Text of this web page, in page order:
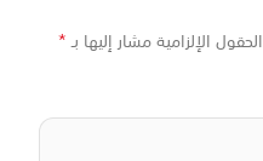
الحقول الإلزامية مشار إليها بـ*